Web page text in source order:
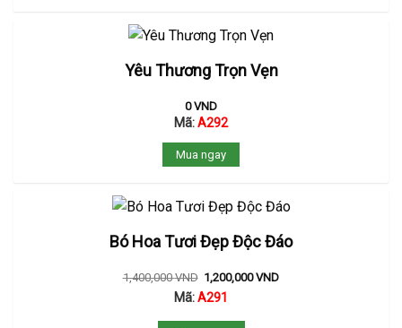
Yêu Thương Trọn Vẹn
0VND
Mã:A292
Mua ngay
Bó Hoa Tươi Đẹp Độc Đáo
1,400,000VND 1,200,000VND
Mã:A291